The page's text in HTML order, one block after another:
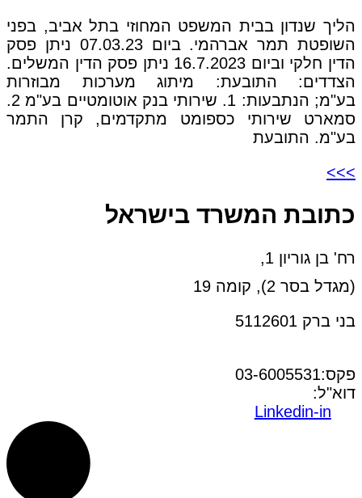
הליך שנדון בבית המשפט המחוזי בתל אביב, בפני
השופטת תמר אברהמי. ביום 07.03.23 ניתן פסק
הדין חלקי וביום 16.7.2023 ניתן פסק הדין המשלים.
הצדדים: התובעת: מיתוג מערכות מבוזרות
בע"מ; הנתבעות: 1. שירותי בנק אוטומטיים בע"מ 2.
סמארט שירותי כספומט מתקדמים, קרן התמר
בע"מ. התובעת
>>>
כתובת המשרד בישראל
רח' בן גוריון 1,
(מגדל בסר 2), קומה 19
בני ברק 5112601
פקס:03-6005531
דוא"ל:
Linkedin-in